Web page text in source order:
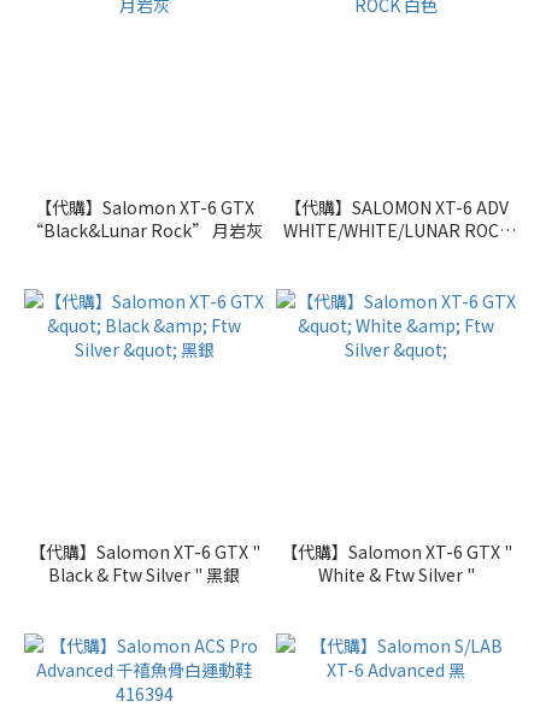
【代購】Salomon XT-6 GTX
“Black&Lunar Rock” 月岩灰
【代購】SALOMON XT-6 ADV
WHITE/WHITE/LUNAR ROCK
【代購】Salomon XT-6 GTX "
Black & Ftw Silver " 黑銀
【代購】Salomon XT-6 GTX "
White & Ftw Silver "